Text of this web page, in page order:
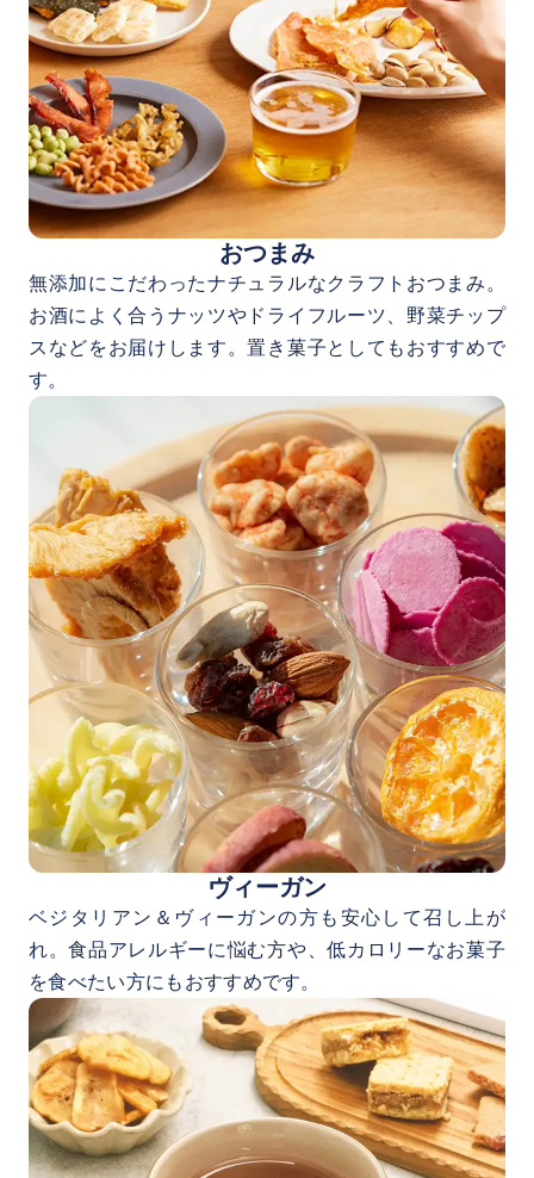
おつまみ
無添加にこだわったナチュラルなクラフトおつまみ。
お酒によく合うナッツやドライフルーツ、野菜チップ
スなどをお届けします。置き菓子としてもおすすめで
す。
ヴィーガン
ベジタリアン＆ヴィーガンの方も安心して召し上が
れ。食品アレルギーに悩む方や、低カロリーなお菓子
を食べたい方にもおすすめです。